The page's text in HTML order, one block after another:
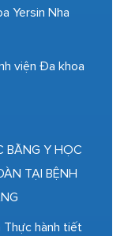
Yersin Nha
viện Đa khoa
BẰNG Y HỌC
TẠI BỆNH
Thực hành tiết